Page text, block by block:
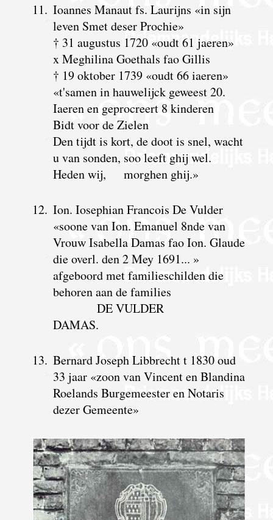
11. Ioannes Manaut fs. Laurijns «in sijn
leven Smet deser Prochie»
† 31 augustus 1720 «oudt 61 jaeren»
x Meghilina Goethals fao Gillis
† 19 oktober 1739 «oudt 66 iaeren»
«t'samen in hauwelijck geweest 20.
Iaeren en geprocreert 8 kinderen
Bidt voor de Zielen
Den tijdt is kort, de doot is snel, wacht
u van sonden, soo leeft ghij wel.
Heden wij, morghen ghij.»
12. Ion. Iosephian Francois De Vulder
«soone van Ion. Emanuel 8nde van
Vrouw Isabella Damas fao Ion. Glaude
die overl. den 2 Mey 1691... »
afgeboord met familieschilden die
behoren aan de families
DE VULDER
DAMAS.
13. Bernard Joseph Libbrecht t 1830 oud
33 jaar «zoon van Vincent en Blandina
Roelands Burgemeester en Notaris
dezer Gemeente»